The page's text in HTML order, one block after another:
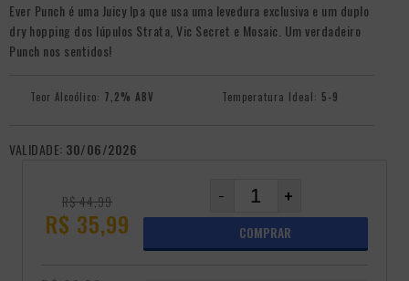
Ever Punch é uma Juicy Ipa que usa uma levedura exclusiva e um duplo
dry hopping dos lúpulos Strata, Vic Secret e Mosaic. Um verdadeiro
Punch nos sentidos!
Teor Alcoólico: 7,2% ABV Temperatura Ideal: 5-9
VALIDADE: 30/06/2026
R$ 44,99
R$ 35,99
- +
COMPRAR